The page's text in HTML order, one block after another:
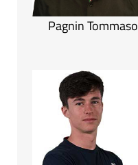
Pagnin Tommaso